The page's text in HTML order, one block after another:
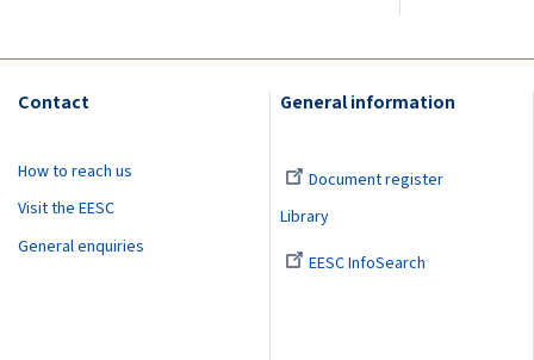
Contact
How to reach us
Visit the EESC
General enquiries
General information
Document register
Library
EESC InfoSearch